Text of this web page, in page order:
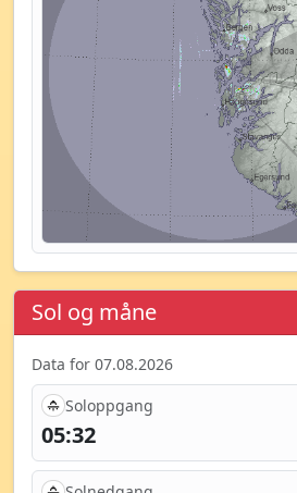
Sol og måne
Data for 07.08.2026
Soloppgang
05:32